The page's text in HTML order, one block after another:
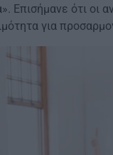
Επισήμανε ότι οι
για